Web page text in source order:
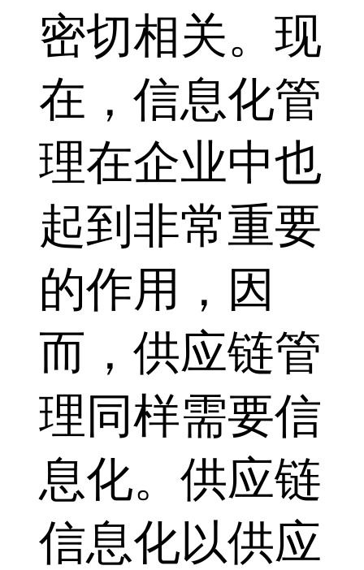
密切相关。现
在，信息化管
理在企业中也
起到非常重要
的作用，因
而，供应链管
理同样需要信
息化。供应链
信息化以供应